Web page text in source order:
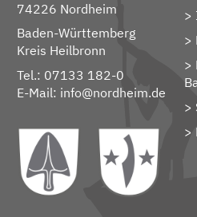
74226 Nordheim
Baden-Württemberg
Kreis Heilbronn
Tel.: 07133 182-0
E-Mail: info@nordheim.de
>